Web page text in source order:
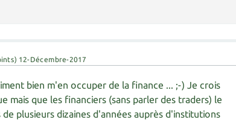
12-Décembre-2017
bien m'en occuper de la finance ... ;-) Je crois
mais que les financiers (sans parler des traders) le
plusieurs dizaines d'années auprès d'institutions